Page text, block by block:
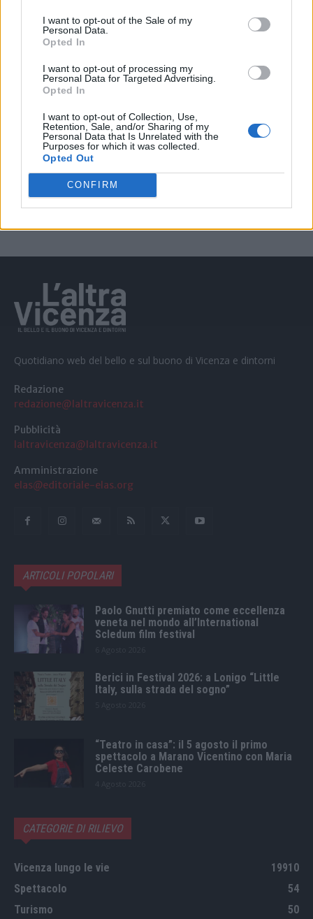
I want to opt-out of the Sale of my
Personal Data.
Opted In
I want to opt-out of processing my
Personal Data for Targeted Advertising.
Opted In
I want to opt-out of Collection, Use,
Retention, Sale, and/or Sharing of my
Personal Data that Is Unrelated with the
Purposes for which it was collected.
Opted Out
CONFIRM
agosto inizia con libri, poesie e musica
EVENTI
domenica 2 agosto
Quotidiano web del bello e sul buono di Vicenza e dintorni
Redazione
redazione@laltravicenza.it
Pubblicità
laltravicenza@laltravicenza.it
Amministrazione
elas@editoriale-elas.org
ARTICOLI POPOLARI
Paolo Gnutti premiato come eccellenza
veneta nel mondo all’International
Scledum film festival
Berici in Festival 2026: a Lonigo “Little
Italy, sulla strada del sogno”
“Teatro in casa”: il 5 agosto il primo
spettacolo a Marano Vicentino con Maria
Celeste Carobene
CATEGORIE DI RILIEVO
Vicenza lungo le vie
19910
Spettacolo
54
Turismo
50